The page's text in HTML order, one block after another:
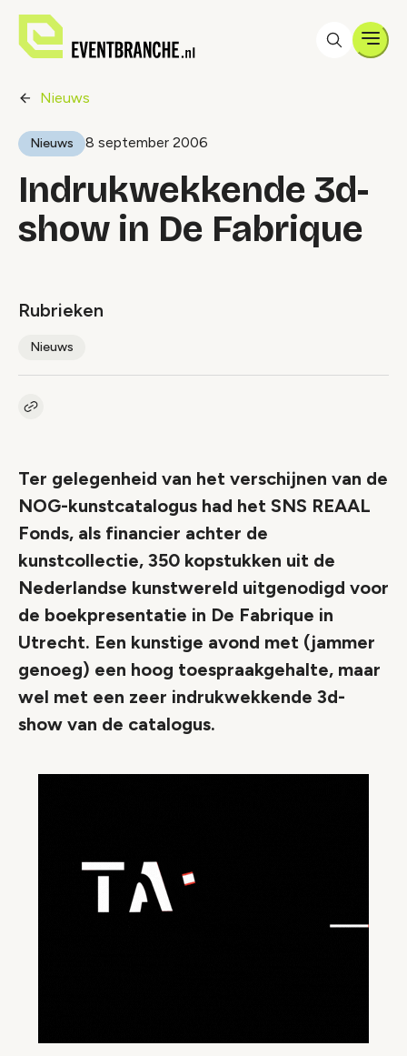
Nieuws
Nieuws 8 september 2006
Indrukwekkende 3d-
show in De Fabrique
Rubrieken
Nieuws
Kopieer link naar artikel
Ter gelegenheid van het verschijnen van de
NOG-kunstcatalogus had het SNS REAAL
Fonds, als financier achter de
kunstcollectie, 350 kopstukken uit de
Nederlandse kunstwereld uitgenodigd voor
de boekpresentatie in De Fabrique in
Utrecht. Een kunstige avond met (jammer
genoeg) een hoog toespraakgehalte, maar
wel met een zeer indrukwekkende 3d-
show van de catalogus.